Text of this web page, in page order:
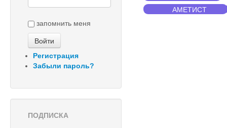
запомнить меня
Регистрация
Забыли пароль?
ПОДПИСКА
АМЕТИСТ